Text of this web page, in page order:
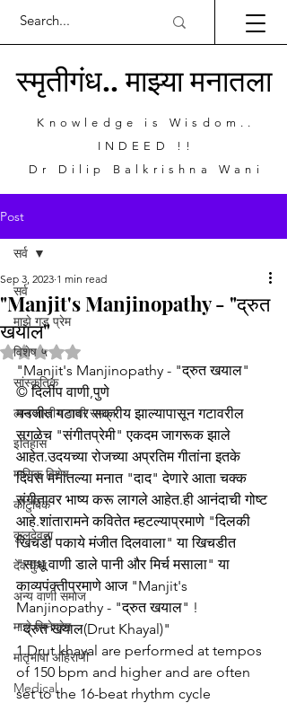
स्मृतीगंध.. माझ्या मनातला
Knowledge is Wisdom..
INDEED !!
Dr Dilip Balkrishna Wani
Post
सर्व
माझे गड प्रेम
विशेष ५
सांस्कृतिक
लाडशाखीय वाणी समाज
इतिहास
मासिक विशेष
कौटुंबिक
कुलदेवता
देव कुल
अन्य वाणी समाज
माझे सिनेप्रेम
मातृभाषा अहिराणी
Medical
सर्व
"Manjit's Manjinopathy - "द्रुत
खयाल"
Sep 3, 2023 1 min read
Rated NaN out of 5 stars.
"Manjit's Manjinopathy - "द्रुत खयाल"
© दिलीप वाणी,पुणे
मनजीत गटावर सक्रीय झाल्यापासून गटावरील
सगळेच "संगीतप्रेमी" एकदम जागरूक झाले
आहेत.उदयच्या रोजच्या अप्रतिम गीतांना इतके
दिवस मनातल्या मनात "दाद" देणारे आता चक्क
संगीतावर भाष्य करू लागले आहेत.ही आनंदाची गोष्ट
आहे.शांतारामने कवितेत म्हटल्याप्रमाणे "दिलकी
खिचडी पकाये मंजीत दिलवाला" या खिचडीत
"साधू वाणी डाले पानी और मिर्च मसाला" या
काव्यपंक्तीप्रमाणे आज "Manjit's
Manjinopathy - "द्रुत खयाल" !
"द्रुत खयाल(Drut Khayal)"
1.Drut khayal are performed at tempos
of 150 bpm and higher and are often
set to the 16-beat rhythm cycle